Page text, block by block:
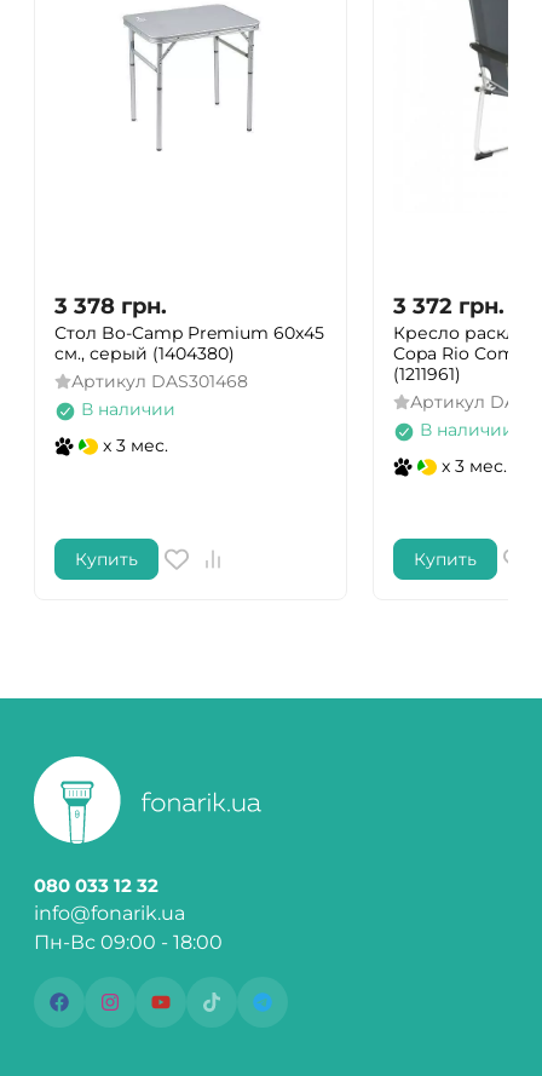
3 378 грн.
Стол Bo-Camp Premium 60x45
cм., серый (1404380)
Артикул DAS301468
В наличии
x 3 мес.
Купить
3 372 грн.
Кресло
Copa Rio
(1211961)
Артикул
В наличии
x 3 мес.
Купить
080 033 12 32
info@fonarik.ua
Пн-Вс 09:00 - 18:00